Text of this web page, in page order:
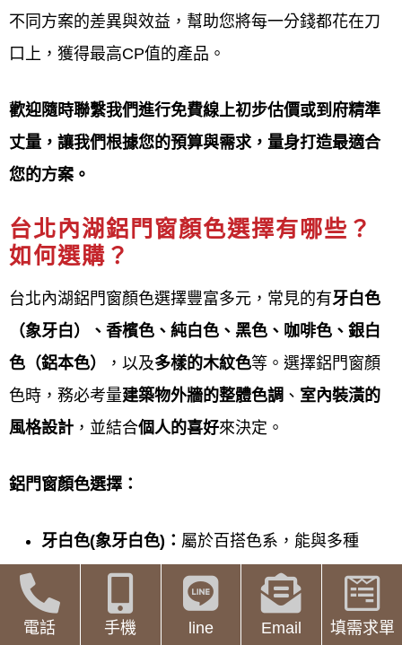
鋁門窗工程宅急便提供台北內湖鋁門窗線上估價服務
通常透過電話、 LINE或線上表單
一個價格區間或初步報價。若報價符合需求，將安排
專員 到府精確丈量、確認細節，最終提供精確報價與
建議，是門窗更換的第一步。此服務提供
線上估價服務流程
鋁門窗工程宅急便提供台北內湖鋁門窗線上估價服務
流程如下：
線上初步諮詢與需求提供
透過LINE、線上表單或電話聯繫廠
(如：隔音、氣密) 及想要的
傳送現場照片與初步尺寸
依廠商要求，提供現場
門窗照片
大約尺寸
(寬 高) 及特殊需求(如：
窗框顏色、玻璃種類、施工方式)。
不同方案的差異與效益，幫助您將每一分錢都花在刀
口上，獲得最高CP值的產品。
歡迎隨時聯繫我們進行免費線上初步估價或到府精準
丈量，讓我們根據您的預算與需求，量身打造最適合
您的方案。
台北內湖鋁門窗顏色選擇有哪些？
如何選購？
台北內湖鋁門窗顏色選擇豐富多元，常見的有牙白色
（象牙白）、香檳色、純白色、黑色、咖啡色、銀白
色（鋁本色）
，以及多樣的木紋色等。選擇鋁門窗顏
色時，務必考量建築物外牆的整體色調 、 室內裝潢的
風格設計 ，並結合個人的喜好來決定。
鋁門窗顏色選擇：
牙白色(象牙白色) ： 屬於百搭色系，能與多種
風格的建築和室內設計搭配。;
香檳色： 呈現較為高雅的質感，適合搭配較
電話 手機 line Email 填需求單